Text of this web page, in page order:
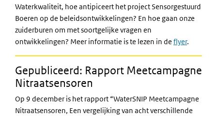
Waterkwaliteit, hoe antipiceert het project Sensorgestuurd
Boeren op de beleidsontwikkelingen? En hoe gaan onze
zuiderburen om met soortgelijke vragen en
ontwikkelingen? Meer informatie is te lezen in de flyer.
Gepubliceerd: Rapport Meetcampagne
Nitraatsensoren
Op 9 december is het rapport “WaterSNIP Meetcampagne
Nitraatsensoren, Een vergelijking van acht verschillende